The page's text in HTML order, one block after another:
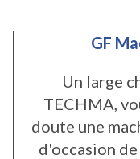
GF
Un large
TECHMA,
doute une
d'occasion